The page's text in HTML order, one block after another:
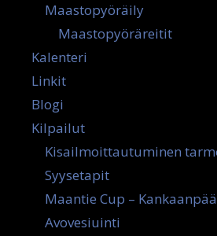
Maastopyöräily
Maastopyöräreitit
Kalenteri
Linkit
Blogi
Kilpailut
Kisailmoittautuminen
Syysetapit
Maantie Cup –
Avovesiuinti